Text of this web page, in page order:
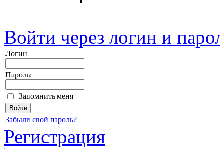
Войти через логин и
Логин:
Пароль:
Запомнить меня
Забыли свой пароль?
Регистрация